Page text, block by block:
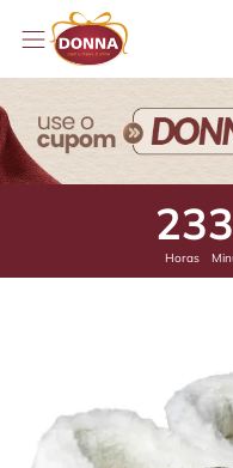
23
Horas